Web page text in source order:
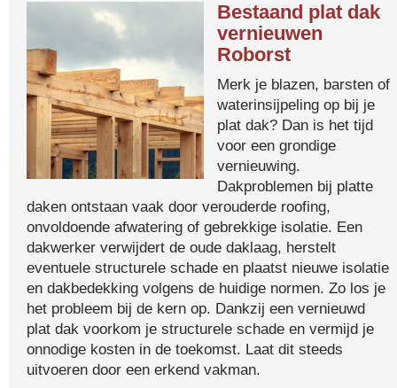
Bestaand plat dak
vernieuwen
Roborst
Merk je blazen, barsten of
waterinsijpeling op bij je
plat dak? Dan is het tijd
voor een grondige
vernieuwing.
Dakproblemen bij platte
daken ontstaan vaak door verouderde roofing,
onvoldoende afwatering of gebrekkige isolatie. Een
dakwerker verwijdert de oude daklaag, herstelt
eventuele structurele schade en plaatst nieuwe isolatie
en dakbedekking volgens de huidige normen. Zo los je
het probleem bij de kern op. Dankzij een vernieuwd
plat dak voorkom je structurele schade en vermijd je
onnodige kosten in de toekomst. Laat dit steeds
uitvoeren door een erkend vakman.